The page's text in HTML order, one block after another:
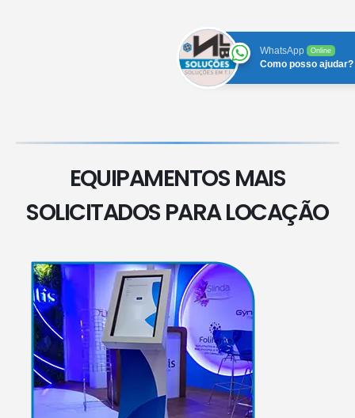
WhatsApp Online
Como posso ajudar?
EQUIPAMENTOS MAIS
SOLICITADOS PARA LOCAÇÃO